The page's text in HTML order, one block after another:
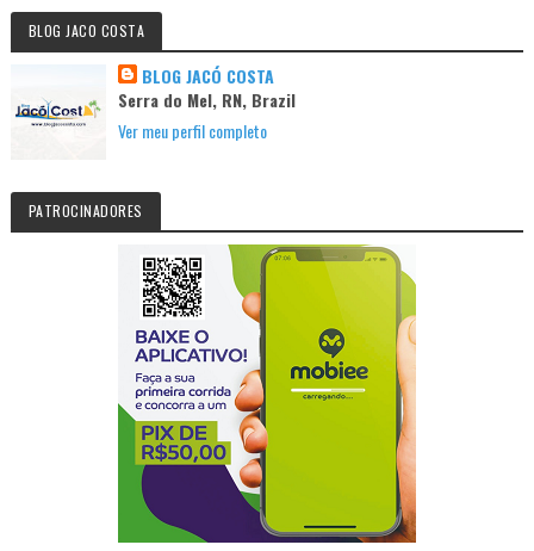
BLOG JACO COSTA
BLOG JACÓ COSTA
Serra do Mel, RN, Brazil
Ver meu perfil completo
PATROCINADORES